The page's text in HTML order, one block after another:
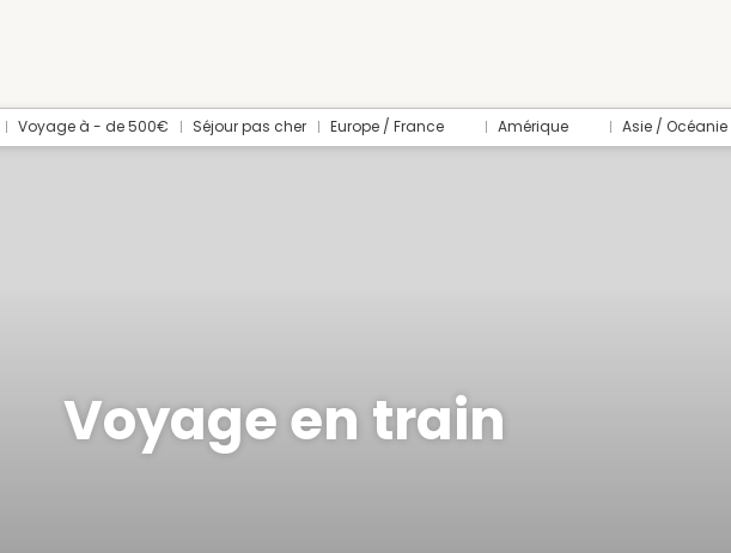
Voyage à - de 500€ Séjour pas cher Europe / France Amérique Asie / Océanie
Voyage en train